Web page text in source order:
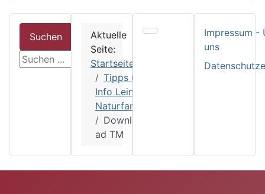
Suchen
suchen
Aktuelle
Seite:
Startseite
Tipps und
Info Leinos
Naturfarben
Downlo
ad TM
Impressum -
uns